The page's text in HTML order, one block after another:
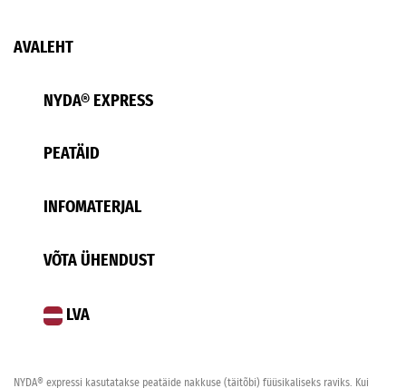
AVALEHT
NYDA® EXPRESS
PEATÄID
INFOMATERJAL
VÕTA ÜHENDUST
LVA
NYDA® expressi kasutatakse peatäide nakkuse (täitõbi) füüsikaliseks raviks. Kui